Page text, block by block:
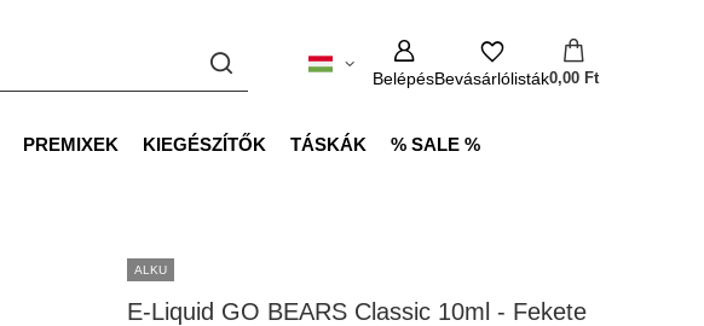
BelépésBevásárlólisták0,00 Ft
PREMIXEK KIEGÉSZÍTŐK TÁSKÁK % SALE %
ALKU
E-Liquid GO BEARS Classic 10ml - Fekete